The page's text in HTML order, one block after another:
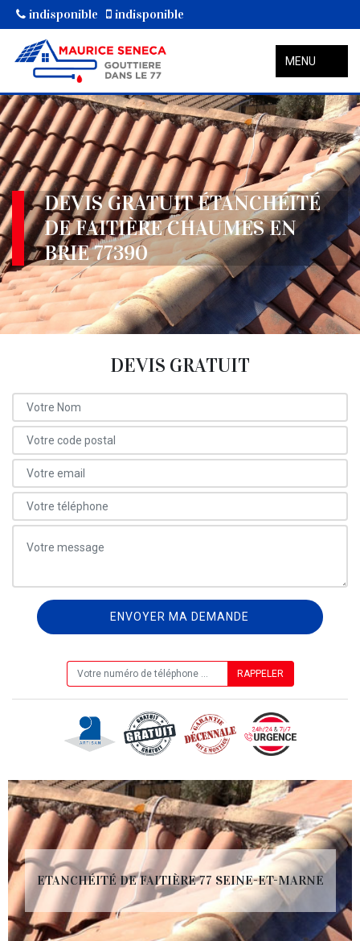
indisponible indisponible
MENU
DEVIS GRATUIT ÉTANCHÉITÉ
DE FAITIÈRE CHAUMES EN
BRIE 77390
DEVIS GRATUIT
ETANCHÉITÉ DE FAITIÈRE 77 SEINE-ET-MARNE